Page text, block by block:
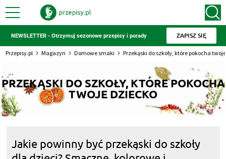
NEWSLETTER - Otrzymuj sezonowe przepisy i porady ZAPISZ SIĘ
Przepisy.pl Magazyn Domowe smaki Przekąski do szkoły, które pokocha
PRZEKĄSKI DO SZKOŁY, KTÓRE POKOCHA
TWOJE DZIECKO
Jakie powinny być przekąski do szkoły